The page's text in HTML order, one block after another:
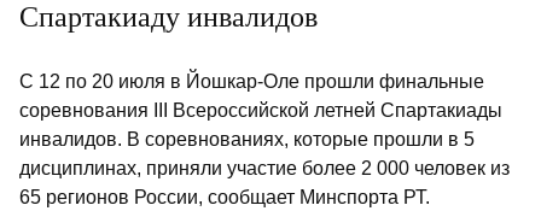
Спартакиаду инвалидов
С 12 по 20 июля в Йошкар-Оле прошли финальные
соревнования III Всероссийской летней Спартакиады
инвалидов. В соревнованиях, которые прошли в 5
дисциплинах, приняли участие более 2 000 человек из
65 регионов России, сообщает Минспорта РТ.